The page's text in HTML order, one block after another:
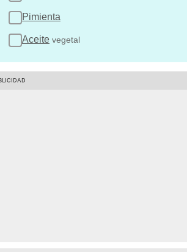
Pimienta
Aceite vegetal